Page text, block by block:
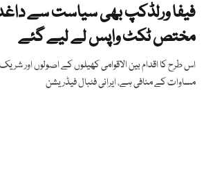
فیفا ورلڈکپ بھی سیاست سے
مختص ٹکٹ واپس لے لیے گئے
اس طرح کا اقدام بین الاقوامی کھیلوں کے اصولوں اور
مساوات کے منافی ہے، ایرانی فٹبال فیڈریشن